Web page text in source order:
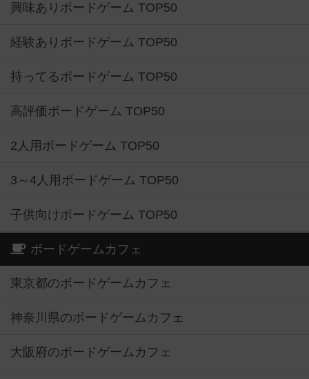
興味ありボードゲーム TOP50
経験ありボードゲーム TOP50
持ってるボードゲーム TOP50
高評価ボードゲーム TOP50
2人用ボードゲーム TOP50
3～4人用ボードゲーム TOP50
子供向けボードゲーム TOP50
ボードゲームカフェ
東京都のボードゲームカフェ
神奈川県のボードゲームカフェ
大阪府のボードゲームカフェ